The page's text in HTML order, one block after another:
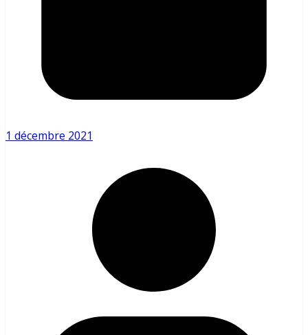
1 décembre 2021